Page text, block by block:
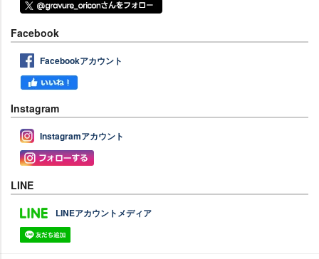
Facebook
Facebookアカウント
Instagram
Instagramアカウント
LINE
LINEアカウントメディア